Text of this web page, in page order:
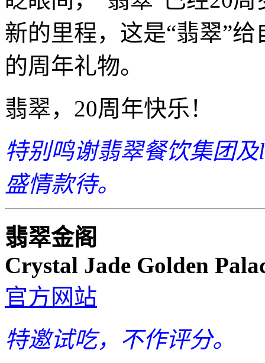
新的里程，这是“翡翠”
的周年礼物。
翡翠，20周年快乐！
特别鸣谢翡翠餐饮集团及
盛情款待。
翡翠金阁
Crystal Jade Golden
官方网站
特邀试吃，不作评分。